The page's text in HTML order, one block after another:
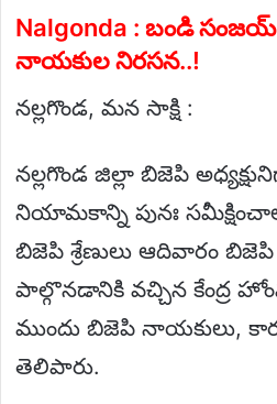
email
Nalgonda : బండి
నాయకుల నిరసన..!
నల్లగొండ, మన సాక్షి :
నల్లగొండ జిల్లా బిజెపి
నియామకాన్ని పునః
బిజెపి శ్రేణులు ఆదివారం
పాల్గొనడానికి వచ్చిన కేంద్ర
ముందు బిజెపి నాయకులు,
తెలిపారు.